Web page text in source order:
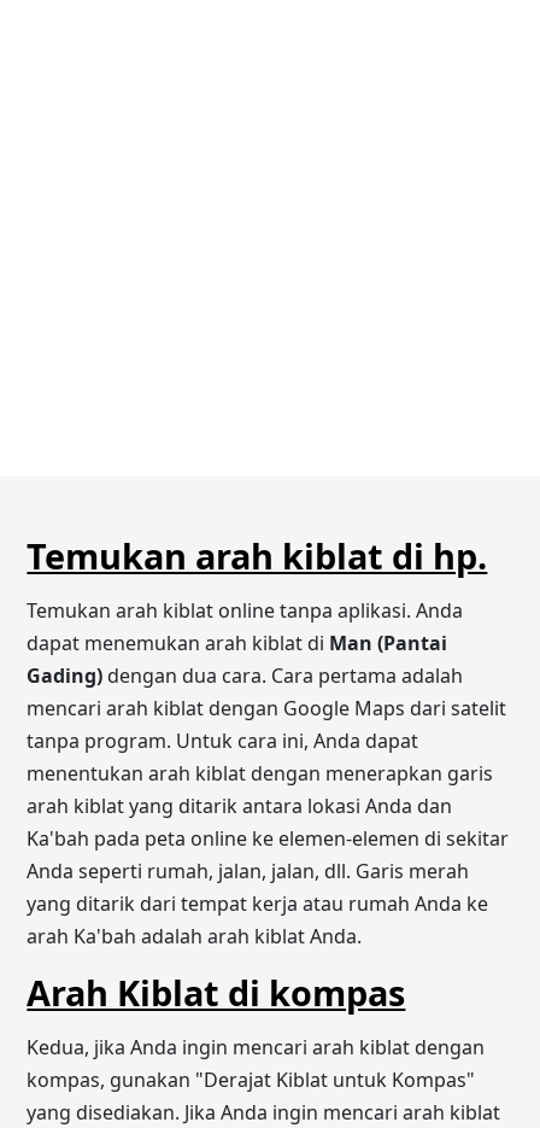
Temukan arah kiblat di hp.
Temukan arah kiblat online tanpa aplikasi. Anda
dapat menemukan arah kiblat di Man (Pantai
Gading)dengan dua cara. Cara pertama adalah
mencari arah kiblat dengan Google Maps dari satelit
tanpa program. Untuk cara ini, Anda dapat
menentukan arah kiblat dengan menerapkan garis
arah kiblat yang ditarik antara lokasi Anda dan
Ka'bah pada peta online ke elemen-elemen di sekitar
Anda seperti rumah, jalan, jalan, dll. Garis merah
yang ditarik dari tempat kerja atau rumah Anda ke
arah Ka'bah adalah arah kiblat Anda.
Arah Kiblat di kompas
Kedua, jika Anda ingin mencari arah kiblat dengan
kompas, gunakan "Derajat Kiblat untuk Kompas"
yang disediakan. Jika Anda ingin mencari arah kiblat